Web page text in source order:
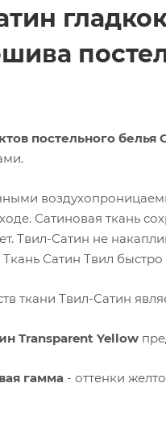
постельного белья
Сатиновая ткань
Твил-Сатин не
Сатин Твил
ткани Твил-Сатин
Transparent Yellow
гамма - оттенки